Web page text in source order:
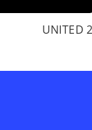
UNITED